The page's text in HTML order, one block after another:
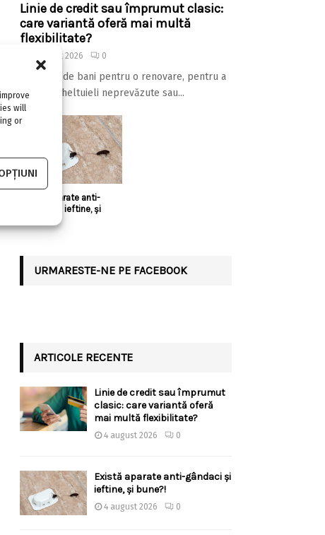
will
or
Linie de credit sau împrumut clasic:
care variantă oferă mai multă
flexibilitate?
4 august 2026 0
Ai nevoie de bani pentru o renovare, pentru a
acoperi cheltuieli neprevăzute sau...
Există aparate anti-
gândaci și ieftine, și
URMARESTE-NE PE FACEBOOK
ARTICOLE RECENTE
Linie de credit sau împrumut
clasic: care variantă oferă
mai multă flexibilitate?
4 august 2026 0
Există aparate anti-gândaci și
ieftine, și bune?!
4 august 2026 0